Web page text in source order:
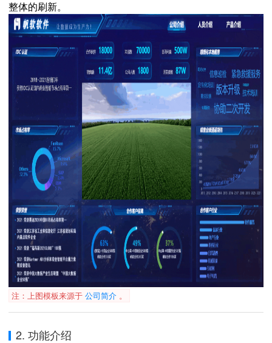
整体的刷新。
注：上图模板来源于 公司简介 。
2. 功能介绍